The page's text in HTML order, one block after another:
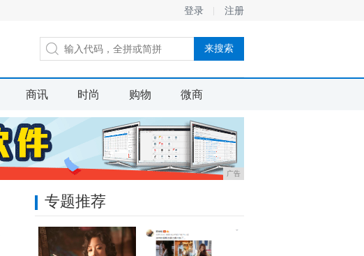
登录 注册
商讯 时尚 购物 微商
广告
专题推荐